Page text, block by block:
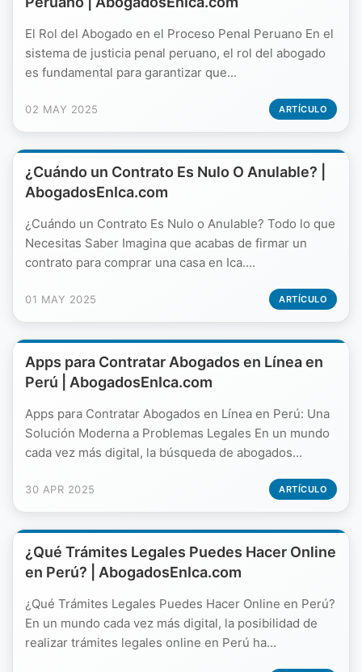
El Rol del Abogado en el Proceso Penal Peruano En el
sistema de justicia penal peruano, el rol del abogado
es fundamental para garantizar que...
02 MAY 2025 ARTÍCULO
¿Cuándo un Contrato Es Nulo O Anulable? |
AbogadosEnIca.com
¿Cuándo un Contrato Es Nulo o Anulable? Todo lo que
Necesitas Saber Imagina que acabas de firmar un
contrato para comprar una casa en Ica....
01 MAY 2025 ARTÍCULO
Apps para Contratar Abogados en Línea en
Perú | AbogadosEnIca.com
Apps para Contratar Abogados en Línea en Perú: Una
Solución Moderna a Problemas Legales En un mundo
cada vez más digital, la búsqueda de abogados...
30 APR 2025 ARTÍCULO
¿Qué Trámites Legales Puedes Hacer Online
en Perú? | AbogadosEnIca.com
¿Qué Trámites Legales Puedes Hacer Online en Perú?
En un mundo cada vez más digital, la posibilidad de
realizar trámites legales online en Perú ha...